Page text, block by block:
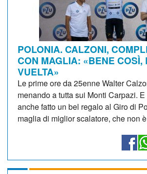
POLONIA. CALZONI,
CON MAGLIA: «BENE COSÌ,
VUELTA»
Le prime ore da 25enne Walter
menando a tutta sui Monti Carpazi.
anche fatto un bel regalo al Giro di
maglia di miglior scalatore, che non